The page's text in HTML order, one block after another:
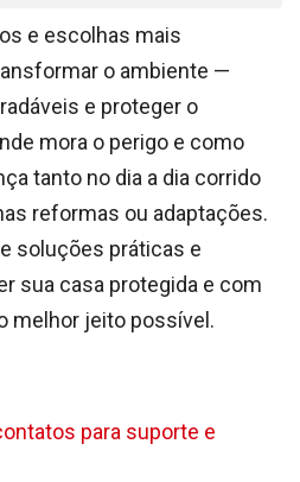
e escolhas mais
o ambiente —
e proteger o
mora o perigo e como
tanto no dia a dia corrido
reformas ou adaptações.
soluções práticas e
sua casa protegida e com
melhor jeito possível.
para suporte e